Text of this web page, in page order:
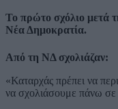
Το πρώτο σχόλιο μετά
Νέα Δημοκρατία.
Από τη ΝΔ σχολιάζαν:
«Καταρχάς πρέπει να
να σχολιάσουμε πάνω σε